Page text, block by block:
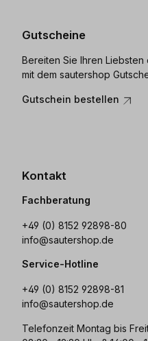
Gutscheine
Bereiten Sie Ihren Liebsten
mit dem sautershop
Gutschein bestellen
Kontakt
Fachberatung
+49 (0) 8152 92898-80
info@sautershop.de
Service-Hotline
+49 (0) 8152 92898-81
info@sautershop.de
Telefonzeit Montag bis